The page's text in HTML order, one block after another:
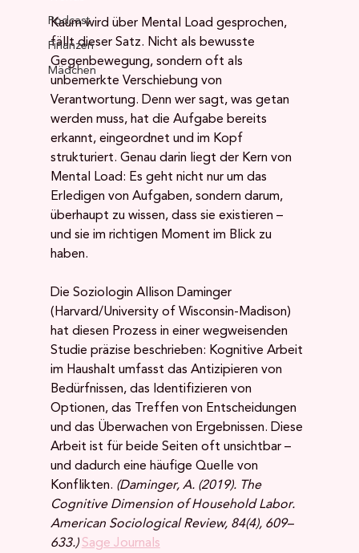
Podcast
Finanzen
Mädchen
Kaum wird über Mental Load gesprochen,
fällt dieser Satz. Nicht als bewusste
Gegenbewegung, sondern oft als
unbemerkte Verschiebung von
Verantwortung. Denn wer sagt, was getan
werden muss, hat die Aufgabe bereits
erkannt, eingeordnet und im Kopf
strukturiert. Genau darin liegt der Kern von
Mental Load: Es geht nicht nur um das
Erledigen von Aufgaben, sondern darum,
überhaupt zu wissen, dass sie existieren –
und sie im richtigen Moment im Blick zu
haben.
Die Soziologin Allison Daminger
(Harvard/University of Wisconsin-Madison)
hat diesen Prozess in einer wegweisenden
Studie präzise beschrieben: Kognitive Arbeit
im Haushalt umfasst das Antizipieren von
Bedürfnissen, das Identifizieren von
Optionen, das Treffen von Entscheidungen
und das Überwachen von Ergebnissen. Diese
Arbeit ist für beide Seiten oft unsichtbar –
und dadurch eine häufige Quelle von
Konflikten. (Daminger, A. (2019). The
Cognitive Dimension of Household Labor.
American Sociological Review, 84(4), 609–
633.) Sage Journals